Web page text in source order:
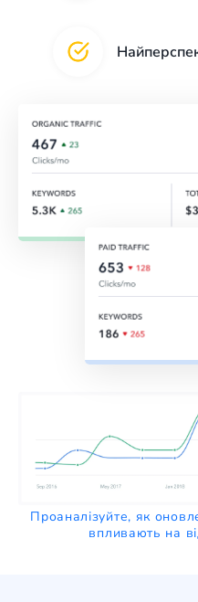
Проаналізуйте, як
впливають на